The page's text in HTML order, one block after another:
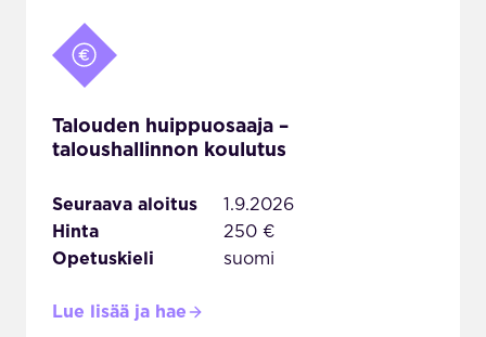
Talouden huippuosaaja –
taloushallinnon koulutus
Seuraava aloitus
1.9.2026
Hinta
250 €
Opetuskieli
suomi
Lue lisää ja hae